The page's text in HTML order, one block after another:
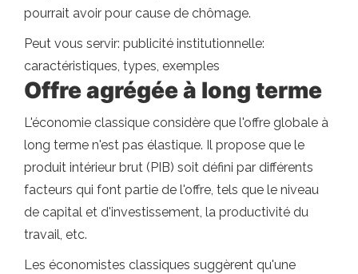
pourrait avoir pour cause de chômage.
Peut vous servir: publicité institutionnelle:
caractéristiques, types, exemples
Offre agrégée à long terme
L'économie classique considère que l'offre globale à
long terme n'est pas élastique. Il propose que le
produit intérieur brut (PIB) soit défini par différents
facteurs qui font partie de l'offre, tels que le niveau
de capital et d'investissement, la productivité du
travail, etc.
Les économistes classiques suggèrent qu'une